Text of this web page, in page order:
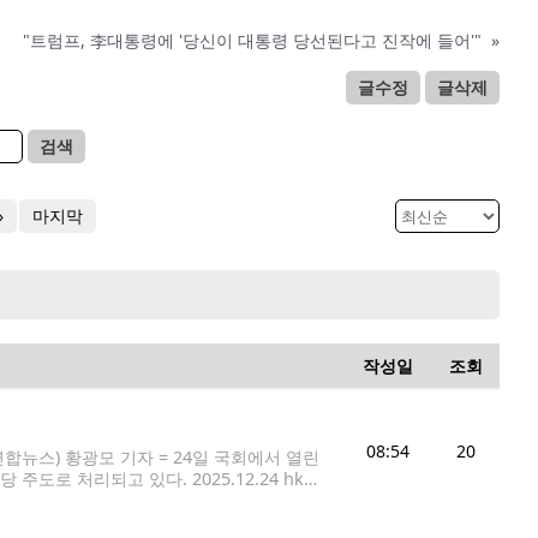
"트럼프, 李대통령에 '당신이 대통령 당선된다고 진작에 들어'" »
글수정 글삭제
검색
마지막
작성일 조회
뉴스) 황광모 기자 = 24일 국회에서 열린
주도로 처리되고 있다. 2025.12.24 hkm
08:54 20